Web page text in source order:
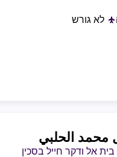
לא גורש
محمد الحلبي
אל ודקר חייל בסכין